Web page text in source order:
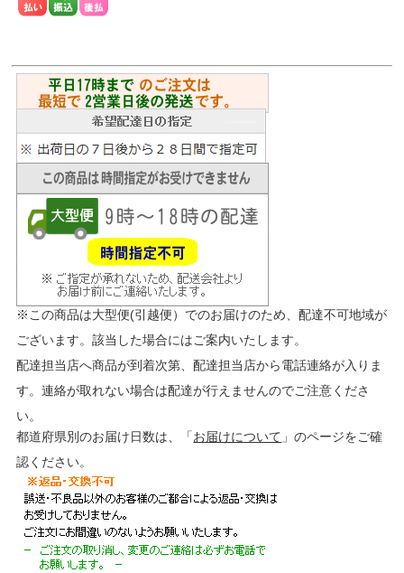
※この商品は大型便(引越便）でのお届けのため、配達不可地域が
ございます。該当した場合にはご案内いたします。
配達担当店へ商品が到着次第、配達担当店から電話連絡が入りま
す。連絡が取れない場合は配達が行えませんのでご注意くださ
い。
都道府県別のお届け日数は、「お届けについて 」のページをご確
認ください。